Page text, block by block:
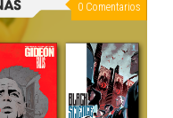
0 Comentarios